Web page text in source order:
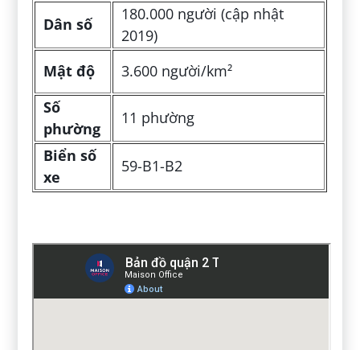
Dân số
180.000 người (cập nhật
2019)
Mật độ
3.600 người/km²
Số
phường
11 phường
Biển số
xe
59-B1-B2